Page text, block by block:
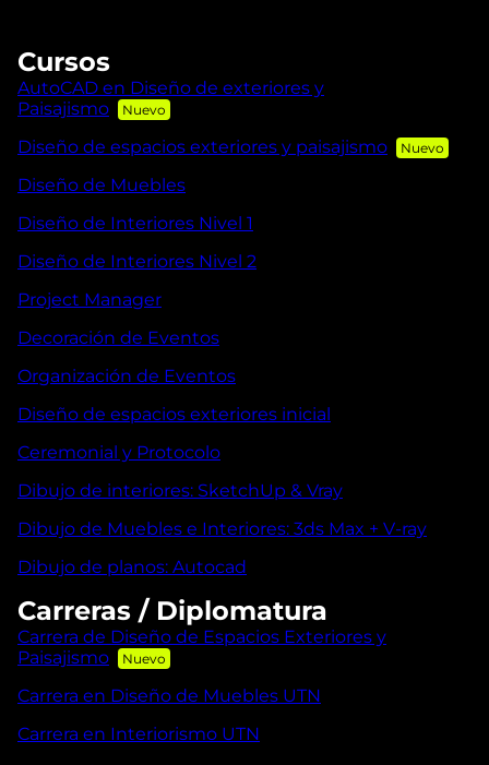
Cursos
AutoCAD en Diseño de exteriores y
Paisajismo
Diseño de espacios exteriores y paisajismo
Diseño de Muebles
Diseño de Interiores Nivel 1
Diseño de Interiores Nivel 2
Project Manager
Decoración de Eventos
Organización de Eventos
Diseño de espacios exteriores inicial
Ceremonial y Protocolo
Dibujo de interiores: SketchUp & Vray
Dibujo de Muebles e Interiores: 3ds Max + V-ray
Dibujo de planos: Autocad
Carreras / Diplomatura
Carrera de Diseño de Espacios Exteriores y
Paisajismo
Carrera en Diseño de Muebles UTN
Carrera en Interiorismo UTN